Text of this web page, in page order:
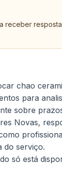
receber
chao
para
sobre
Novas,
do serviço.
só está